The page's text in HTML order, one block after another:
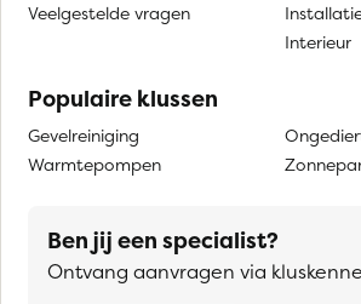
Veelgestelde vragen
Interieur
Populaire klussen
Gevelreiniging
Warmtepompen
Ben jij een specialist?
Ontvang aanvragen via